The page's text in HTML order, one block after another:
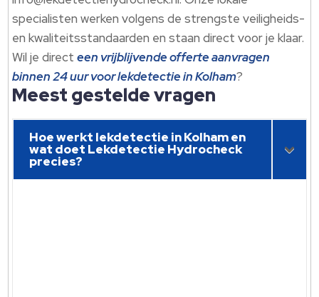
specialisten werken volgens de strengste veiligheids-
en kwaliteitsstandaarden en staan direct voor je klaar.
Wil je directeen vrijblijvende offerte aanvragen
binnen 24 uur voor lekdetectie in Kolham?
Meest gestelde vragen
Hoe werkt lekdetectie in Kolham en
wat doet Lekdetectie Hydrocheck
precies?